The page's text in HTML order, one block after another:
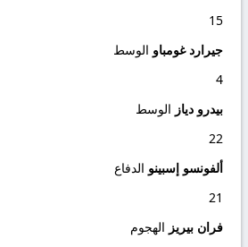
15
جيرارد غومباو الوسط
4
بيدرو دياز الوسط
22
ألفونسو إسبينو الدفاع
21
فران بيريز الهجوم